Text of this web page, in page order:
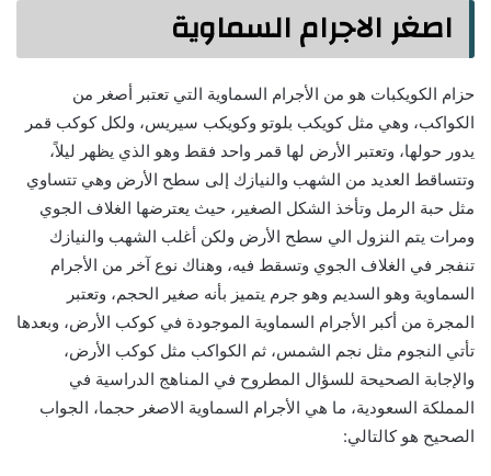
اصغر الاجرام السماوية
حزام الكويكبات هو من الأجرام السماوية التي تعتبر أصغر من
الكواكب، وهي مثل كويكب بلوتو وكويكب سيريس، ولكل كوكب قمر
يدور حولها، وتعتبر الأرض لها قمر واحد فقط وهو الذي يظهر ليلاً،
وتتساقط العديد من الشهب والنيازك إلى سطح الأرض وهي تتساوي
مثل حبة الرمل وتأخذ الشكل الصغير، حيث يعترضها الغلاف الجوي
ومرات يتم النزول الي سطح الأرض ولكن أغلب الشهب والنيازك
تنفجر في الغلاف الجوي وتسقط فيه، وهناك نوع آخر من الأجرام
السماوية وهو السديم وهو جرم يتميز بأنه صغير الحجم، وتعتبر
المجرة من أكبر الأجرام السماوية الموجودة في كوكب الأرض، وبعدها
تأتي النجوم مثل نجم الشمس، ثم الكواكب مثل كوكب الأرض،
والإجابة الصحيحة للسؤال المطروح في المناهج الدراسية في
المملكة السعودية، ما هي الأجرام السماوية الاصغر حجما، الجواب
الصحيح هو كالتالي: